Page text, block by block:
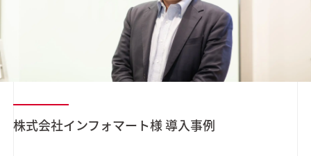
株式会社インフォマート様導入事例